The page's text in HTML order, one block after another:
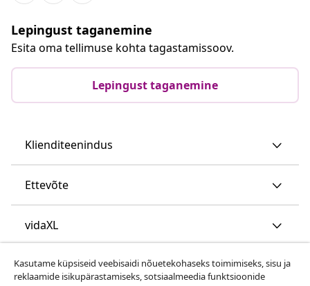
Lepingust taganemine
Esita oma tellimuse kohta tagastamissoov.
Lepingust taganemine
Klienditeenindus
Ettevõte
vidaXL
Vaata rohkem
Kasutame küpsiseid veebisaidi nõuetekohaseks toimimiseks, sisu ja
reklaamide isikupärastamiseks, sotsiaalmeedia funktsioonide